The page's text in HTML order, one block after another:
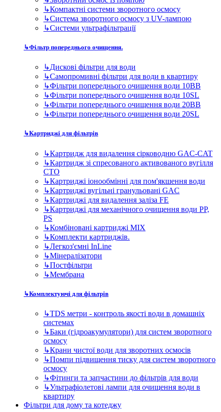
↳Компактні системи зворотного осмосу
↳Система зворотного осмосу з UV-лампою
↳Системи ультрафільтрації
↳Фільтр попереднього очищення.
↳Дискові фільтри для води
↳Самопромивні фільтри для води в квартиру
↳Фільтри попереднього очищення води 10BB
↳Фільтри попереднього очищення води 10SL
↳Фільтри попереднього очищення води 20BB
↳Фільтри попереднього очищення води 20SL
↳Картриджі для фільтрів
↳Картридж для видалення сірководню GAC-CAT
↳Картридж зі спресованого активованого вугілля
CTO
↳Картриджі іонообмінні для пом'якшення води
↳Картриджі вугільні гранульовані GAC
↳Картриджі для видалення заліза FE
↳Картриджі для механічного очищення води PP,
PS
↳Комбіновані картриджі MIX
↳Комплекти картриджів.
↳Легкоз'ємні InLine
↳Мінералізатори
↳Постфільтри
↳Мембрана
↳Комплектуючі для фільтрів
↳TDS метри - контроль якості води в домашніх
системах
↳Баки (гідроакумулятори) для систем зворотного
осмосу
↳Крани чистої води для зворотних осмосів
↳Помпи підвищення тиску для систем зворотного
осмосу
↳Фітинги та запчастини до фільтрів для води
↳Ультрафіолетові лампи для очищення води в
квартиру
Фільтри для дому та котеджу